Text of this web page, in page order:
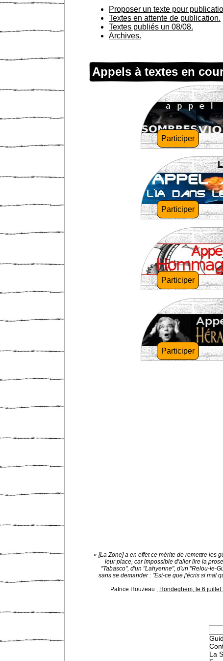
Proposer un texte pour
Textes en attente de publication.
Textes publiés un 08/08.
Archives.
Appels à textes en
Participer
Participer
Participer
Participer
« [La Zone] a en effet ce mérite de remettre les
leur place, car impossible d'aller lire la
"Tabasco", d'un "Lahyenne", d'un "Relou-le-
sans se demander : "Est-ce que j'écris si mal
Patrice Houzeau , Hondeghem, le 6 juillet
La